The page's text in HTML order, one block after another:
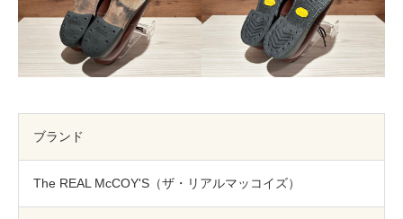
傘修理 合鍵の作製
印鑑・はんこの作製 ダビング
店舗を探す
オンライン修理見積もりサービス（配送修理）
ブランド
The REAL McCOY'S（ザ・リアルマッコイズ）